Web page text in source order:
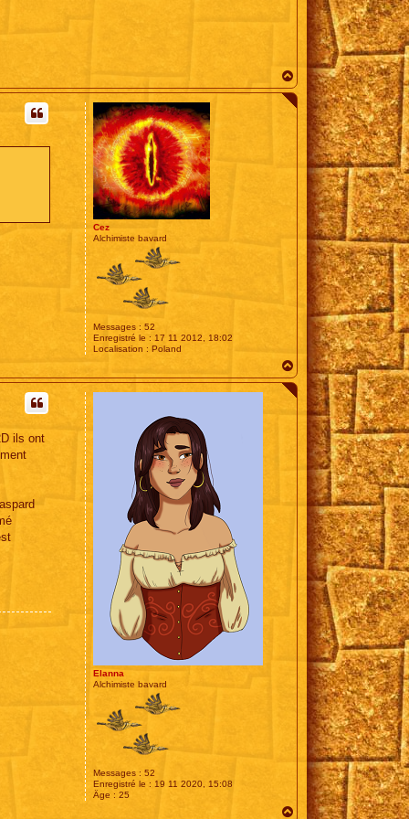
a
u
Cez
Alchimiste bavard
Messages : 52
Enregistré le : 17 11 2012, 18:02
Localisation : Poland
a
u
Elanna
Alchimiste bavard
Messages : 52
Enregistré le : 19 11 2020, 15:08
Âge : 25
ils ont